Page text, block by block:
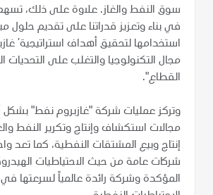
سوق النفط والغاز. علاوة على ذلك،
في بناء وتعزيز قدراتنا على تقديم حلول
استخدامها لتحقيق أهداف استراتيجية’
مجال التكنولوجيا والتغلب على التحديات
القطاع".
وتركز عمليات شركة "غازبروم نفط"
مجالات استكشاف وإنتاج وتكرير النفط
إنتاج وبيع المشتقات النفطية، كما تعد
شركات عامة من حيث الاحتياطيات
المؤكدة وشركة رائدة عالمياً لسرعتها في